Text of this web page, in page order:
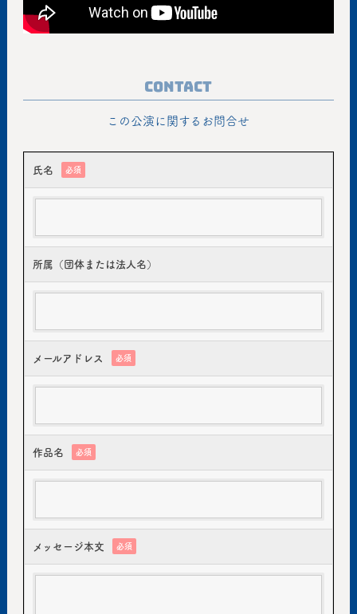
Contact
この公演に関するお問合せ
氏名 必須
所属（団体または法人名）
メールアドレス 必須
作品名 必須
メッセージ本文 必須